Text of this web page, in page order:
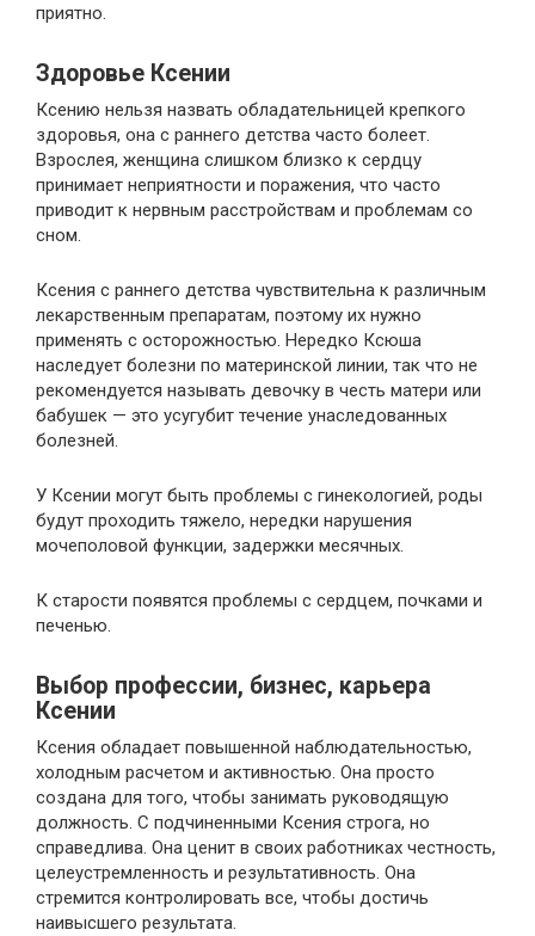
приятно.
Здоровье Ксении
Ксению нельзя назвать обладательницей крепкого
здоровья, она с раннего детства часто болеет.
Взрослея, женщина слишком близко к сердцу
принимает неприятности и поражения, что часто
приводит к нервным расстройствам и проблемам со
сном.
Ксения с раннего детства чувствительна к различным
лекарственным препаратам, поэтому их нужно
применять с осторожностью. Нередко Ксюша
наследует болезни по материнской линии, так что не
рекомендуется называть девочку в честь матери или
бабушек — это усугубит течение унаследованных
болезней.
У Ксении могут быть проблемы с гинекологией, роды
будут проходить тяжело, нередки нарушения
мочеполовой функции, задержки месячных.
К старости появятся проблемы с сердцем, почками и
печенью.
Выбор профессии, бизнес, карьера
Ксении
Ксения обладает повышенной наблюдательностью,
холодным расчетом и активностью. Она просто
создана для того, чтобы занимать руководящую
должность. С подчиненными Ксения строга, но
справедлива. Она ценит в своих работниках честность,
целеустремленность и результативность. Она
стремится контролировать все, чтобы достичь
наивысшего результата.